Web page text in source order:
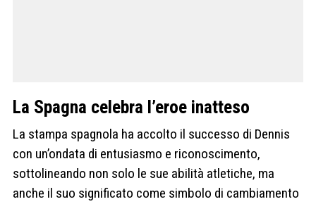
La Spagna celebra l’eroe inatteso
La stampa spagnola ha accolto il successo di Dennis
con un’ondata di entusiasmo e riconoscimento,
sottolineando non solo le sue abilità atletiche, ma
anche il suo significato come simbolo di cambiamento